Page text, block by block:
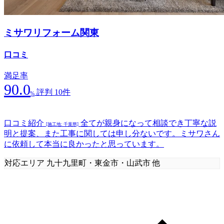
ミサワリフォーム関東
口コミ
満足率
90.0% 評判 10件
口コミ紹介 [施工地: 千葉県] 全てが親身になって相談でき丁寧な説
明と提案、また工事に関しては申し分ないです。ミサワさん
に依頼して本当に良かったと思っています。
対応エリア 九十九里町・東金市・山武市 他